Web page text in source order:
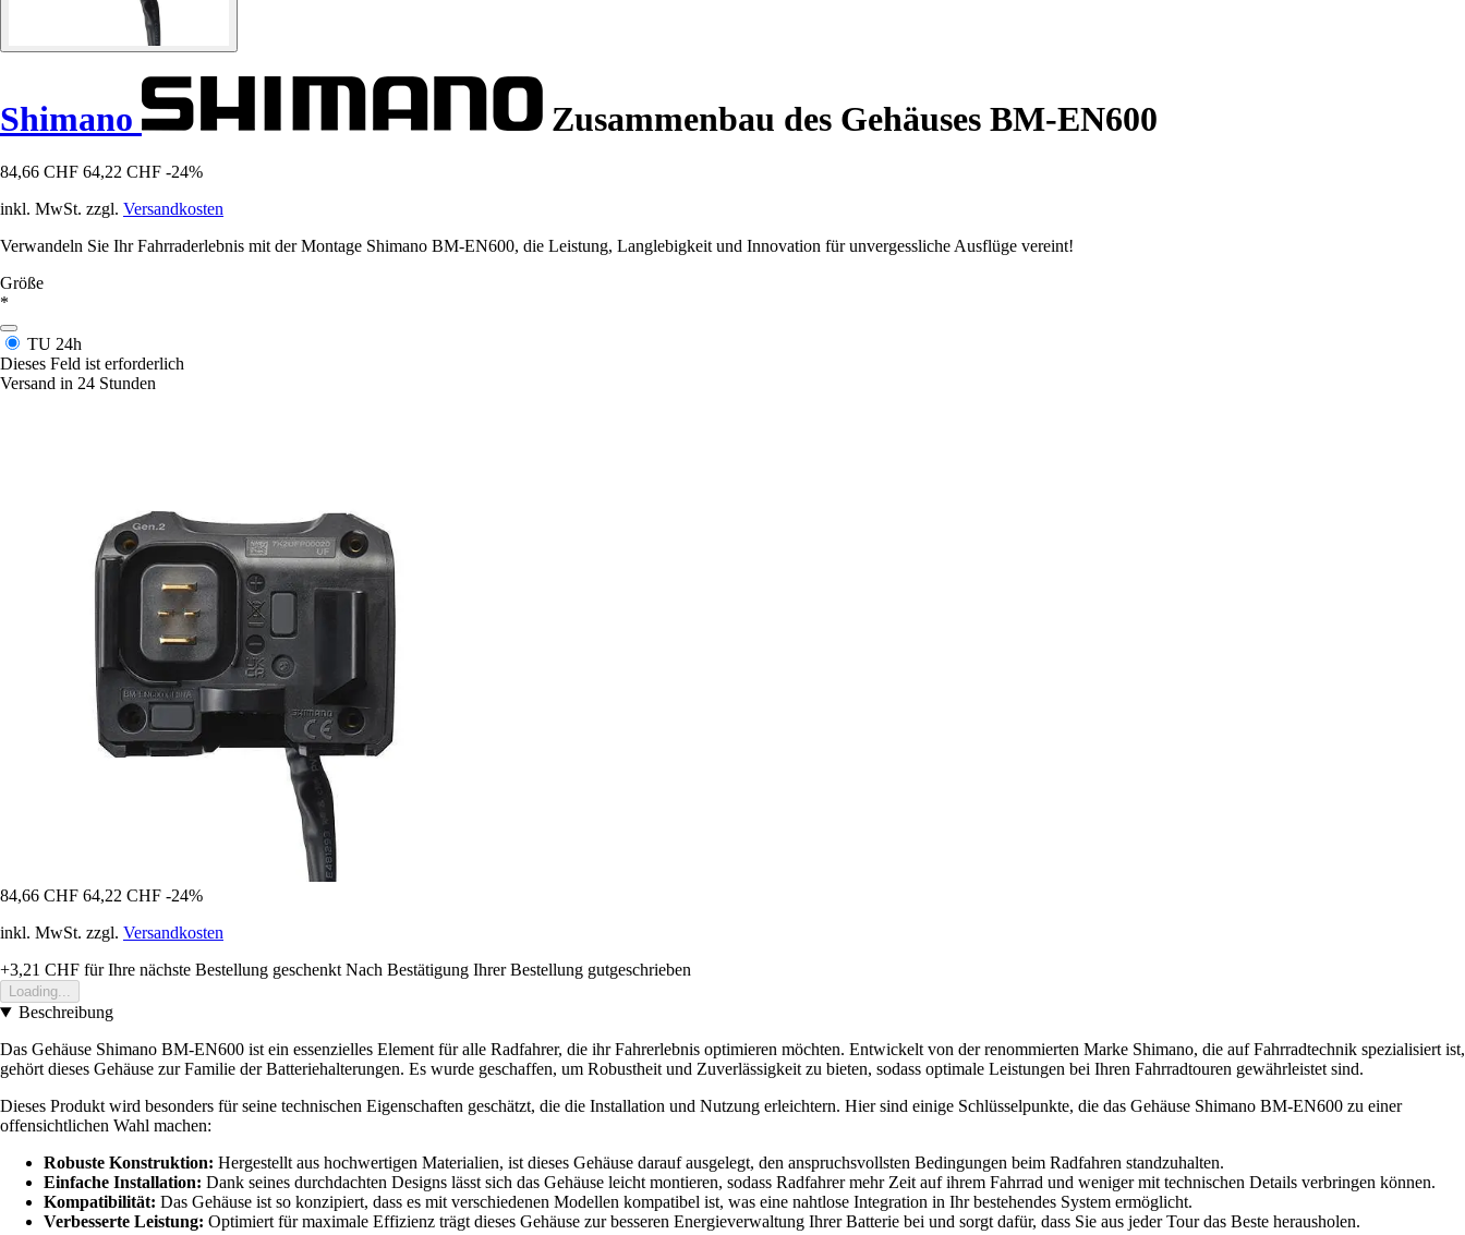
Shimano Zusammenbau des Gehäuses BM-EN600
84,66 CHF 64,22 CHF -24%
inkl. MwSt. zzgl. Versandkosten
Verwandeln Sie Ihr Fahrraderlebnis mit der Montage Shimano BM-EN600, die Leistung, Langlebigkeit und Innovation für unvergessliche Ausflüge vereint!
Größe
*
TU 24h
Dieses Feld ist erforderlich
Versand in 24 Stunden
84,66 CHF 64,22 CHF -24%
inkl. MwSt. zzgl. Versandkosten
+3,21 CHF für Ihre nächste Bestellung geschenkt Nach Bestätigung Ihrer Bestellung gutgeschrieben
Loading...
Beschreibung
Das Gehäuse Shimano BM-EN600 ist ein essenzielles Element für alle Radfahrer, die ihr Fahrerlebnis optimieren möchten. Entwickelt von der renommierten Marke Shimano, die auf Fahrradtechnik spezialisiert ist,
gehört dieses Gehäuse zur Familie der Batteriehalterungen. Es wurde geschaffen, um Robustheit und Zuverlässigkeit zu bieten, sodass optimale Leistungen bei Ihren Fahrradtouren gewährleistet sind.
Dieses Produkt wird besonders für seine technischen Eigenschaften geschätzt, die die Installation und Nutzung erleichtern. Hier sind einige Schlüsselpunkte, die das Gehäuse Shimano BM-EN600 zu einer
offensichtlichen Wahl machen:
Robuste Konstruktion: Hergestellt aus hochwertigen Materialien, ist dieses Gehäuse darauf ausgelegt, den anspruchsvollsten Bedingungen beim Radfahren standzuhalten.
Einfache Installation: Dank seines durchdachten Designs lässt sich das Gehäuse leicht montieren, sodass Radfahrer mehr Zeit auf ihrem Fahrrad und weniger mit technischen Details verbringen können.
Kompatibilität: Das Gehäuse ist so konzipiert, dass es mit verschiedenen Modellen kompatibel ist, was eine nahtlose Integration in Ihr bestehendes System ermöglicht.
Verbesserte Leistung: Optimiert für maximale Effizienz trägt dieses Gehäuse zur besseren Energieverwaltung Ihrer Batterie bei und sorgt dafür, dass Sie aus jeder Tour das Beste herausholen.